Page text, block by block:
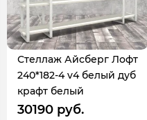
Стеллаж Айсберг Лофт
240*182-4 v4 белый дуб
крафт белый
30190 руб.